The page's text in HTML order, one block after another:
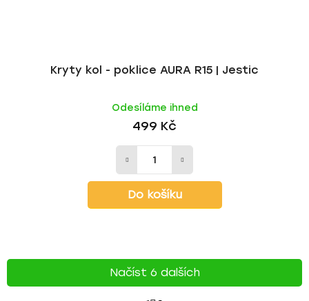
Kryty kol - poklice AURA R15 | Jestic
Odesíláme ihned
499 Kč
Do košíku
Načíst 6 dalších